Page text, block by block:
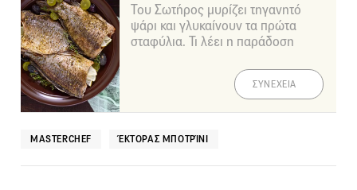
Του Σωτήρος μυρίζει τηγανητό
ψάρι και γλυκαίνουν τα πρώτα
σταφύλια. Τι λέει η παράδοση
ΣΥΝΕΧΕΙΑ
MASTERCHEF ΈΚΤΟΡΑΣ ΜΠΟΤΡΊΝΙ